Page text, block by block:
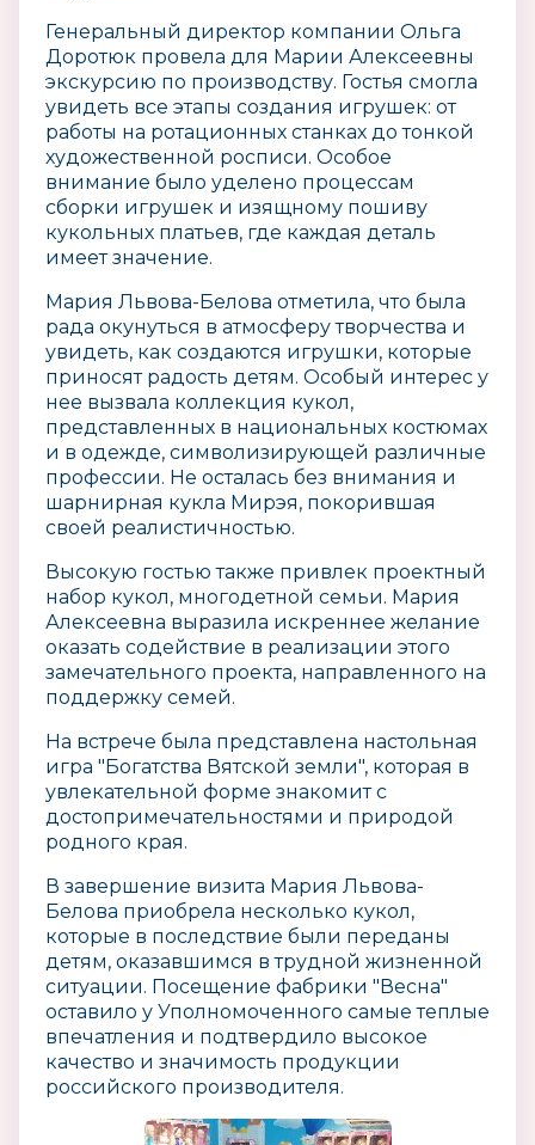
Генеральный директор компании Ольга
Доротюк провела для Марии Алексеевны
экскурсию по производству. Гостья смогла
увидеть все этапы создания игрушек: от
работы на ротационных станках до тонкой
художественной росписи. Особое
внимание было уделено процессам
сборки игрушек и изящному пошиву
кукольных платьев, где каждая деталь
имеет значение.
Мария Львова-Белова отметила, что была
рада окунуться в атмосферу творчества и
увидеть, как создаются игрушки, которые
приносят радость детям. Особый интерес у
нее вызвала коллекция кукол,
представленных в национальных костюмах
и в одежде, символизирующей различные
профессии. Не осталась без внимания и
шарнирная кукла Мирэя, покорившая
своей реалистичностью.
Высокую гостью также привлек проектный
набор кукол, многодетной семьи. Мария
Алексеевна выразила искреннее желание
оказать содействие в реализации этого
замечательного проекта, направленного на
поддержку семей.
На встрече была представлена настольная
игра "Богатства Вятской земли", которая в
увлекательной форме знакомит с
достопримечательностями и природой
родного края.
В завершение визита Мария Львова-
Белова приобрела несколько кукол,
которые в последствие были переданы
детям, оказавшимся в трудной жизненной
ситуации. Посещение фабрики "Весна"
оставило у Уполномоченного самые теплые
впечатления и подтвердило высокое
качество и значимость продукции
российского производителя.